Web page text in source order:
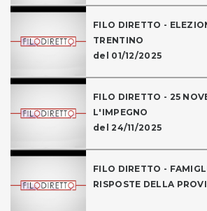
FILO DIRETTO -
TRENTINO
del 01/12/2025
FILO DIRETTO - 25
L'IMPEGNO
del 24/11/2025
FILO DIRETTO -
RISPOSTE DELLA